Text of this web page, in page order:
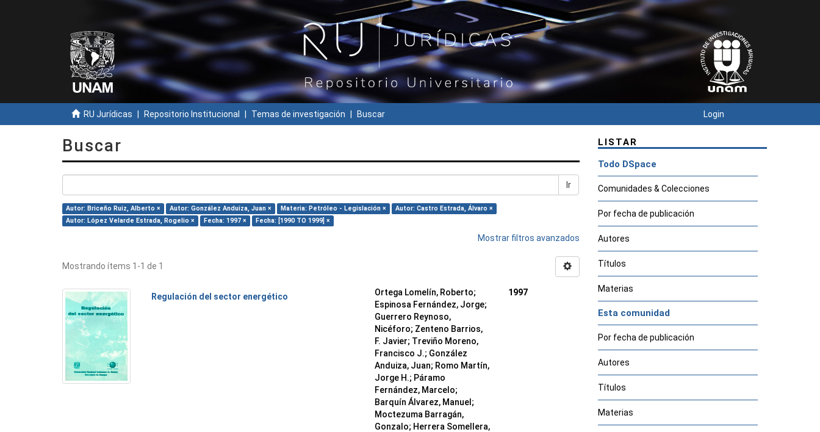
RU Jurídicas Repositorio Institucional Temas de investigación Buscar Login
Buscar
Ir
Autor: Briceño Ruiz, Alberto × Autor: González Anduiza, Juan × Materia: Petróleo - Legislación ×
Autor: Castro Estrada, Álvaro ×
Autor: López Velarde Estrada, Rogelio ×
Fecha: 1997 × Fecha: [1990 TO 1999] ×
Mostrar filtros avanzados
Mostrando ítems 1-1 de 1
Regulación del sector energético
Ortega Lomelín, Roberto;
Espinosa Fernández, Jorge;
Guerrero Reynoso,
Nicéforo; Zenteno Barrios,
F. Javier; Treviño Moreno,
Francisco J.; González
Anduiza, Juan; Romo Martín,
Jorge H.; Páramo
Fernández, Marcelo;
Barquín Álvarez, Manuel;
Moctezuma Barragán,
Gonzalo; Herrera Somellera,
1997
LISTAR
Todo DSpace
Comunidades & Colecciones
Por fecha de publicación
Autores
Títulos
Materias
Esta comunidad
Por fecha de publicación
Autores
Títulos
Materias